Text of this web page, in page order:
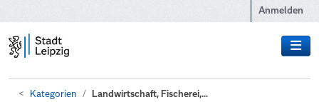
Anmelden
Kategorien Landwirtschaft, Fischerei,...